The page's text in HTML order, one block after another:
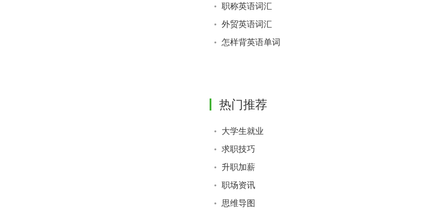
职称英语词汇
外贸英语词汇
怎样背英语单词
热门推荐
大学生就业
求职技巧
升职加薪
职场资讯
思维导图